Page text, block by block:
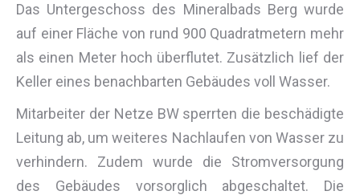
Das Untergeschoss des Mineralbads Berg wurde
auf einer Fläche von rund 900 Quadratmetern mehr
als einen Meter hoch überflutet. Zusätzlich lief der
Keller eines benachbarten Gebäudes voll Wasser.
Mitarbeiter der Netze BW sperrten die beschädigte
Leitung ab, um weiteres Nachlaufen von Wasser zu
verhindern. Zudem wurde die Stromversorgung
des Gebäudes vorsorglich abgeschaltet. Die